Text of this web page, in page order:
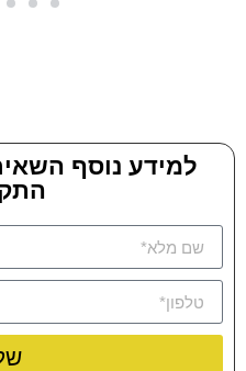
למידע נוסף